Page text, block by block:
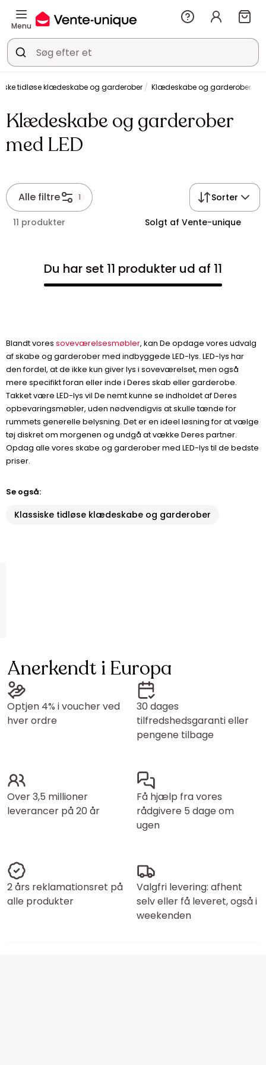
Menu
tidløse klædeskabe og garderober Klædeskabe og garderober
Klædeskabe og garderober
med LED
Alle filtre 1 Sorter
11 produkter Solgt af Vente-unique
Du har set 11 produkter ud af 11
Blandt vores soveværelsesmøbler, kan De opdage vores udvalg
af skabe og garderober med indbyggede LED-lys. LED-lys har
den fordel, at de ikke kun giver lys i soveværelset, men også
mere specifikt foran eller inde i Deres skab eller garderobe.
Takket være LED-lys vil De nemt kunne se indholdet af Deres
opbevaringsmøbler, uden nødvendigvis at skulle tænde for
rummets generelle belysning. Det er en ideel løsning for at vælge
tøj diskret om morgenen og undgå at vække Deres partner.
Opdag alle vores skabe og garderober med LED-lys til de bedste
priser.
Se også:
Klassiske tidløse klædeskabe og garderober
Anerkendt i Europa
Optjen 4% i voucher ved
hver ordre
30 dages
tilfredshedsgaranti eller
pengene tilbage
Over 3,5 millioner
leverancer på 20 år
Få hjælp fra vores
rådgivere 5 dage om
ugen
2 års reklamationsret på
alle produkter
Valgfri levering: afhent
selv eller få leveret, også i
weekenden